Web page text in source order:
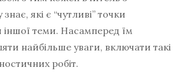
які є “чутливі” точки
іншої теми. Насамперед їм
найбільше уваги, включати такі
робіт.